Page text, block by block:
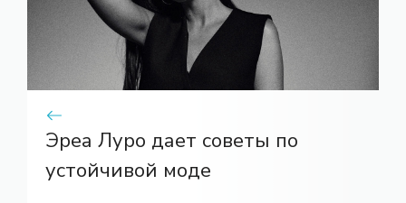
Эреа Луро дает советы по
устойчивой моде